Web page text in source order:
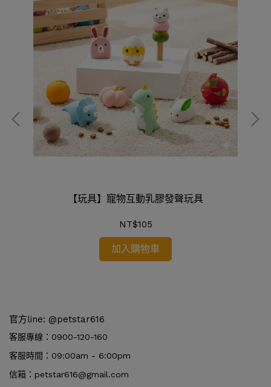
【玩具】寵物互動乳膠發聲玩具
NT$105
加入購物車
官方line: @petstar616
客服專線：0900-120-160
客服時間：09:00am - 6:00pm
信箱：petstar616@gmail.com